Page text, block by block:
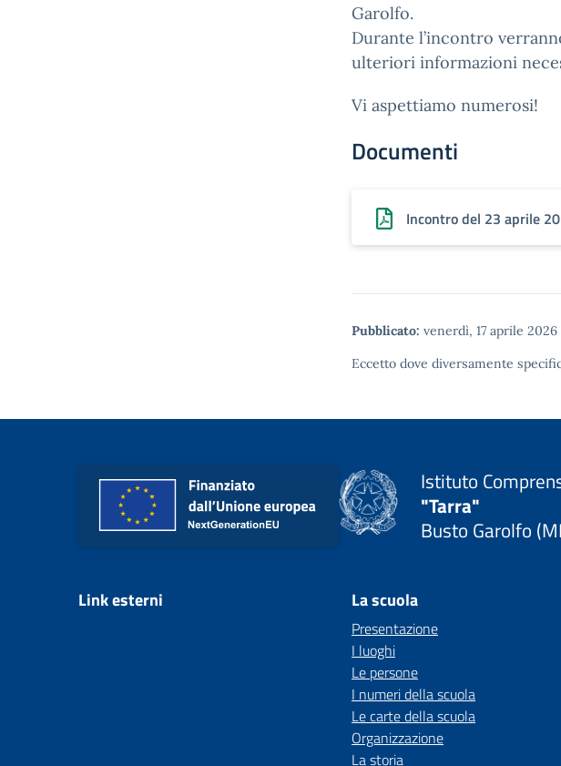
Garolfo.
Durante l’incontro
ulteriori informazioni
Vi aspettiamo numerosi!
Documenti
Incontro del 23 aprile
Pubblicato: venerdì, 17 aprile 2026
Eccetto dove diversamente
Istituto
"Tarra"
Busto Garolfo
Link esterni La scuola
Presentazione
I luoghi
Le persone
I numeri della scuola
Le carte della scuola
Organizzazione
La storia